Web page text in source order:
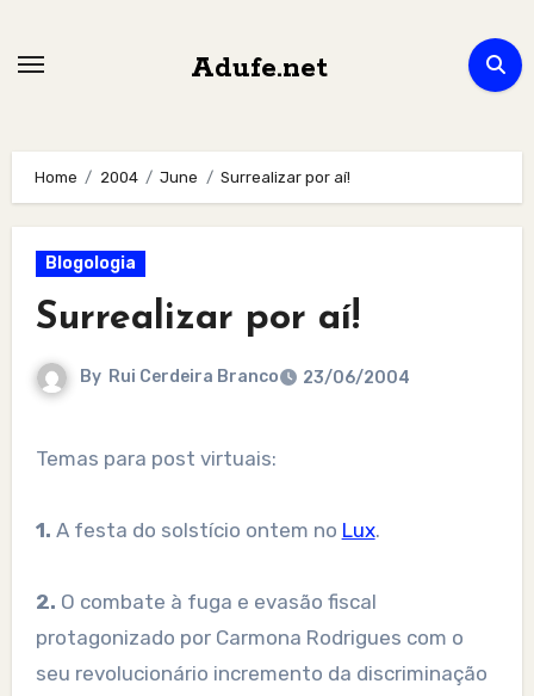
Adufe.net
Home 2004 June Surrealizar por aí!
Blogologia
Surrealizar por aí!
By Rui Cerdeira Branco 23/06/2004
Temas para post virtuais:
1. A festa do solstício ontem no Lux.
2. O combate à fuga e evasão fiscal
protagonizado por Carmona Rodrigues com o
seu revolucionário incremento da discriminação